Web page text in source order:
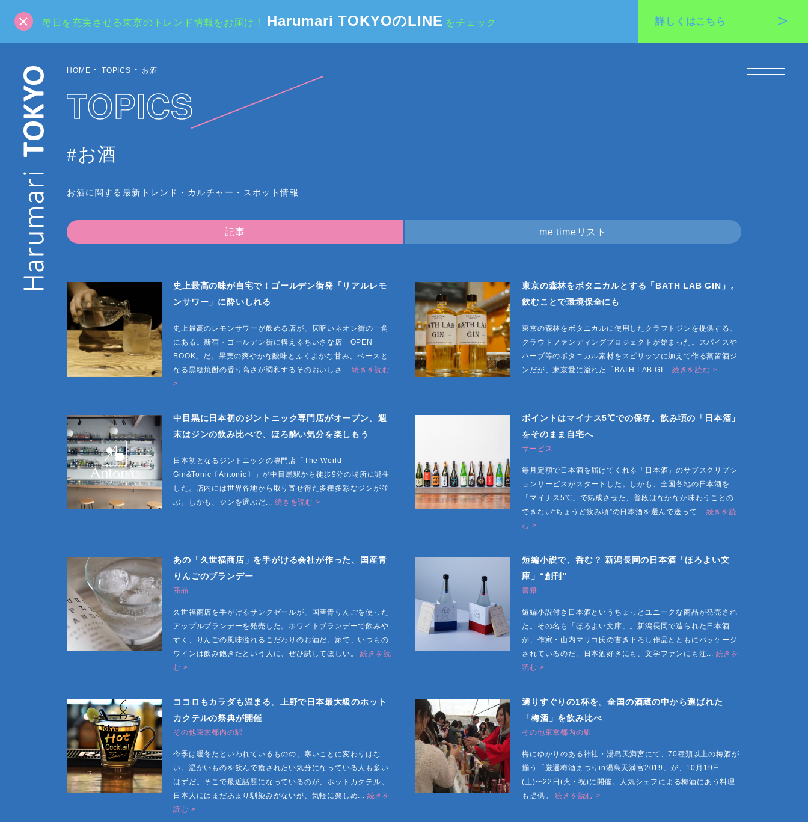
毎日を充実させる東京のトレンド情報をお届け！ Harumari TOKYOのLINE をチェック 詳しくはこちら
HOME TOPICS お酒
TOPICS
#お酒
お酒に関する最新トレンド・カルチャー・スポット情報
記事 me timeリスト
史上最高の味が自宅で！ゴールデン街発「リアルレモ
ンサワー」に酔いしれる
史上最高のレモンサワーが飲める店が、仄暗いネオン街の一角
にある。新宿・ゴールデン街に構えるちいさな店「OPEN
BOOK」だ。果実の爽やかな酸味とふくよかな甘み、ベースと
なる黒糖焼酎の香り高さが調和するそのおいしさ...続きを読む
>
東京の森林をボタニカルとする「BATH LAB GIN」。
飲むことで環境保全にも
東京の森林をボタニカルに使用したクラフトジンを提供する、
クラウドファンディングプロジェクトが始まった。スパイスや
ハーブ等のボタニカル素材をスピリッツに加えて作る蒸留酒ジ
ンだが、東京愛に溢れた「BATH LAB GI... 続きを読む >
中目黒に日本初のジントニック専門店がオープン。週
末はジンの飲み比べで、ほろ酔い気分を楽しもう
日本初となるジントニックの専門店「The World
Gin&Tonic〔Antonic〕」が中目黒駅から徒歩9分の場所に誕生
した。店内には世界各地から取り寄せ得た多種多彩なジンが並
ぶ。しかも、ジンを選ぶだ...続きを読む >
ポイントはマイナス5℃での保存。飲み頃の「日本酒」
をそのまま自宅へ
サービス
毎月定額で日本酒を届けてくれる「日本酒」のサブスクリプシ
ョンサービスがスタートした。しかも、全国各地の日本酒を
「マイナス5℃」で熟成させた、普段はなかなか味わうことの
できない“ちょうど飲み頃”の日本酒を選んで送って... 続きを読
む >
あの「久世福商店」を手がける会社が作った、国産青
りんごのブランデー
商品
久世福商店を手がけるサンクゼールが、国産青りんごを使った
アップルブランデーを発売した。ホワイトブランデーで飲みや
すく、りんごの風味溢れるこだわりのお酒だ。家で、いつもの
ワインは飲み飽きたという人に、ぜひ試してほしい。続きを読
む >
短編小説で、呑む？ 新潟長岡の日本酒「ほろよい文
庫」“創刊”
書籍
短編小説付き日本酒というちょっとユニークな商品が発売され
た。その名も「ほろよい文庫」。新潟長岡で造られた日本酒
が、作家・山内マリコ氏の書き下ろし作品とともにパッケージ
されているのだ。日本酒好きにも、文学ファンにも注... 続きを
読む >
ココロもカラダも温まる。上野で日本最大級のホット
カクテルの祭典が開催
その他東京都内の駅
今季は暖冬だといわれているものの、寒いことに変わりはな
い。温かいものを飲んで癒されたい気分になっている人も多い
はずだ。そこで最近話題になっているのが、ホットカクテル。
日本人にはまだあまり馴染みがないが、気軽に楽しめ... 続きを
読む >
選りすぐりの1杯を。全国の酒蔵の中から選ばれた
「梅酒」を飲み比べ
その他東京都内の駅
梅にゆかりのある神社・湯島天満宮にて、70種類以上の梅酒が
揃う「厳選梅酒まつりin湯島天満宮2019」が、10月19日
(土)〜22日(火・祝)に開催。人気シェフによる梅酒にあう料理
も提供。続きを読む >